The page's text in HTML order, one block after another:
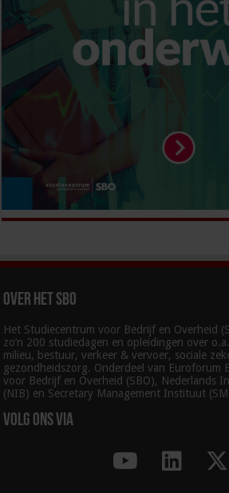
Over het SBO
Het Studiecentrum voor Bedrijf en Overheid
zo’n 200 studiedagen en opleidingen over
milieu, bestuur, verkeer & vervoer, sociale
gezondheidszorg. Onderdeel van Euroforum
voor Bedrijf en Overheid (SBO), Nederlands
(NIB) en Secretary Management Instituut
Volg ons via